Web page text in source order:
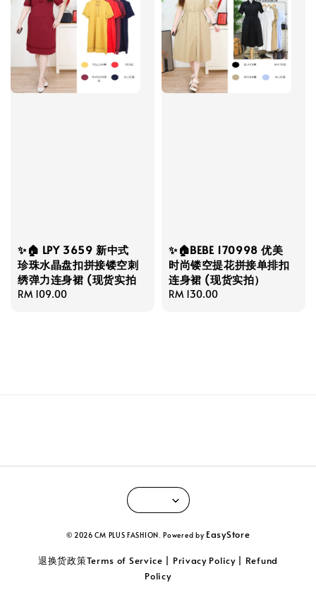
✨🏠 LPY 3659 新中式
珍珠水晶盘扣拼接镂空刺
绣弹力连身裙 (现货实拍
Regular
RM 109.00
✨🏠BEBE 170998 优美
时尚镂空提花拼接单排扣
连身裙 (现货实拍）
Regular
RM 130.00
© 2026 CM PLUS FASHION. Powered by EasyStore
退换货政策Terms of Service | Privacy Policy | Refund
Policy